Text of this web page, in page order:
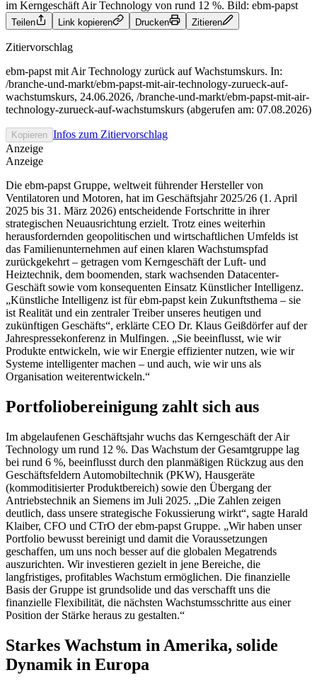
im Kerngeschäft Air Technology von rund 12 %. Bild: ebm-papst
Teilen Link kopieren Drucken Zitieren
Zitiervorschlag
ebm-papst mit Air Technology zurück auf Wachstumskurs. In:
/branche-und-markt/ebm-papst-mit-air-technology-zurueck-auf-
wachstumskurs, 24.06.2026, /branche-und-markt/ebm-papst-mit-air-
technology-zurueck-auf-wachstumskurs (abgerufen am: 07.08.2026)
Kopieren Infos zum Zitiervorschlag
Anzeige
Anzeige
Die ebm-papst Gruppe, weltweit führender Hersteller von
Ventilatoren und Motoren, hat im Geschäftsjahr 2025/26 (1. April
2025 bis 31. März 2026) entscheidende Fortschritte in ihrer
strategischen Neuausrichtung erzielt. Trotz eines weiterhin
herausfordernden geopolitischen und wirtschaftlichen Umfelds ist
das Familienunternehmen auf einen klaren Wachstumspfad
zurückgekehrt – getragen vom Kerngeschäft der Luft- und
Heiztechnik, dem boomenden, stark wachsenden Datacenter-
Geschäft sowie vom konsequenten Einsatz Künstlicher Intelligenz.
„Künstliche Intelligenz ist für ebm-papst kein Zukunftsthema – sie
ist Realität und ein zentraler Treiber unseres heutigen und
zukünftigen Geschäfts“, erklärte CEO Dr. Klaus Geißdörfer auf der
Jahrespressekonferenz in Mulfingen. „Sie beeinflusst, wie wir
Produkte entwickeln, wie wir Energie effizienter nutzen, wie wir
Systeme intelligenter machen – und auch, wie wir uns als
Organisation weiterentwickeln.“
Portfoliobereinigung zahlt sich aus
Im abgelaufenen Geschäftsjahr wuchs das Kerngeschäft der Air
Technology um rund 12 %. Das Wachstum der Gesamtgruppe lag
bei rund 6 %, beeinflusst durch den planmäßigen Rückzug aus den
Geschäftsfeldern Automobiltechnik (PKW), Hausgeräte
(kommoditisierter Produktbereich) sowie den Übergang der
Antriebstechnik an Siemens im Juli 2025. „Die Zahlen zeigen
deutlich, dass unsere strategische Fokussierung wirkt“, sagte Harald
Klaiber, CFO und CTrO der ebm-papst Gruppe. „Wir haben unser
Portfolio bewusst bereinigt und damit die Voraussetzungen
geschaffen, um uns noch besser auf die globalen Megatrends
auszurichten. Wir investieren gezielt in jene Bereiche, die
langfristiges, profitables Wachstum ermöglichen. Die finanzielle
Basis der Gruppe ist grundsolide und das verschafft uns die
finanzielle Flexibilität, die nächsten Wachstumsschritte aus einer
Position der Stärke heraus zu gestalten.“
Starkes Wachstum in Amerika, solide
Dynamik in Europa